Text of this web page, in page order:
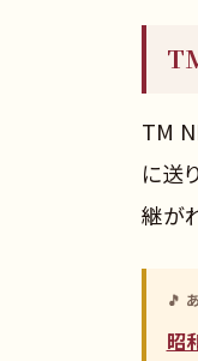
TM
に送
継が
🎵
昭